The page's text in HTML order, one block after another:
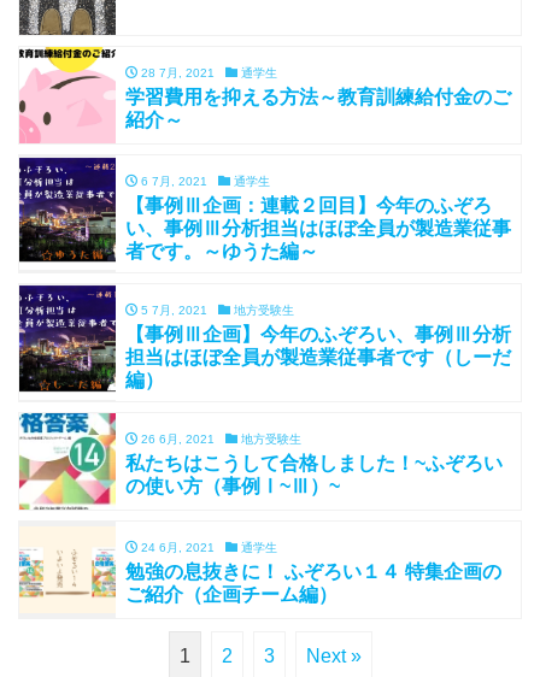
28 7月, 2021 通学生
学習費用を抑える方法～教育訓練給付金のご
紹介～
6 7月, 2021 通学生
【事例Ⅲ企画：連載２回目】今年のふぞろ
い、事例Ⅲ分析担当はほぼ全員が製造業従事
者です。～ゆうた編～
5 7月, 2021 地方受験生
【事例Ⅲ企画】今年のふぞろい、事例Ⅲ分析
担当はほぼ全員が製造業従事者です（しーだ
編）
26 6月, 2021 地方受験生
私たちはこうして合格しました！~ふぞろい
の使い方（事例Ⅰ~Ⅲ）~
24 6月, 2021 通学生
勉強の息抜きに！ ふぞろい１４ 特集企画の
ご紹介（企画チーム編）
1 2 3 Next »